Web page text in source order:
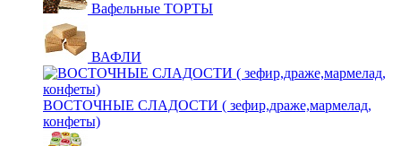
Вафельные ТОРТЫ
ВАФЛИ
ВОСТОЧНЫЕ СЛАДОСТИ ( зефир,драже,мармелад,
конфеты)